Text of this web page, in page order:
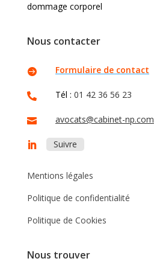
dommage corporel
Nous contacter
 Formulaire de contact
 Tél : 01 42 36 56 23
 avocats@cabinet-np.com
Suivre
Mentions légales
Politique de confidentialité
Politique de Cookies
Nous trouver